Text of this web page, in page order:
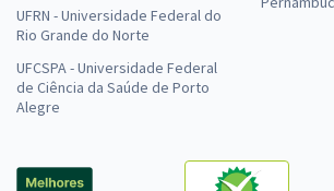
UFRN - Universidade Federal do
Rio Grande do Norte
UFCSPA - Universidade Federal
de Ciência da Saúde de Porto
Alegre